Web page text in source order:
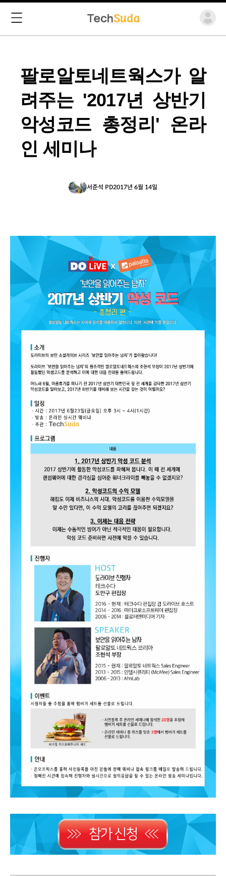
팔로알토네트웍스가 알
려주는 '2017년 상반기
악성코드 총정리' 온라
인 세미나
서준석 PD2017년 6월 14일